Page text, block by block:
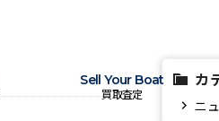
Sell Your Boat
買取査定
カ
ニ